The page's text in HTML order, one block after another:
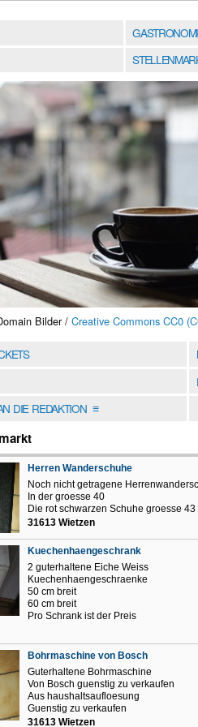
Bilder / Creative Commons CC0
DIE REDAKTION≡
Herren Wanderschuhe
Noch nicht getragene
In der groesse 40
Die rot schwarzen Schuhe groesse 43
31613 Wietzen
Kuechenhaengeschrank
2 guterhaltene Eiche Weiss
Kuechenhaengeschraenke
50 cm breit
60 cm breit
Pro Schrank ist der Preis
Bohrmaschine von Bosch
Guterhaltene Bohrmaschine
Von Bosch guenstig zu verkaufen
Aus haushaltsaufloesung
Guenstig zu verkaufen
31613 Wietzen